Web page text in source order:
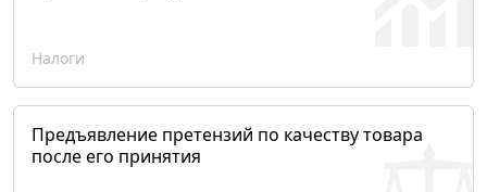
Налоги
Предъявление претензий по качеству товара
после его принятия